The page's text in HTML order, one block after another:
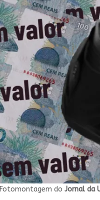
Fotomontagem do Jornal da